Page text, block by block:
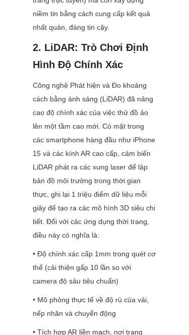
niềm tin bằng cách cung cấp kết quả
nhất quán, đáng tin cậy.
2. LiDAR: Trò Chơi Định
Hình Độ Chính Xác
Công nghệ Phát hiện và Đo khoảng
cách bằng ánh sáng (LiDAR) đã nâng
cao độ chính xác của việc thử đồ ảo
lên một tầm cao mới. Có mặt trong
các smartphone hàng đầu như iPhone
15 và các kính AR cao cấp, cảm biến
LiDAR phát ra các xung laser để lập
bản đồ môi trường trong thời gian
thực, ghi lại 1 triệu điểm dữ liệu mỗi
giây để tạo ra các mô hình 3D siêu chi
tiết. Đối với các ứng dụng thời trang,
điều này có nghĩa là:
• Độ chính xác cấp 1mm trong quét cơ
thể (cải thiện gấp 10 lần so với
camera độ sâu tiêu chuẩn)
• Mô phỏng thực tế về độ rủ của vải,
nếp nhăn và chuyển động
• Tích hợp AR liền mạch, nơi trang